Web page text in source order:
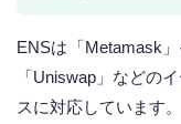
ENSは「Metamask
「Uniswap」などの
スに対応しています。